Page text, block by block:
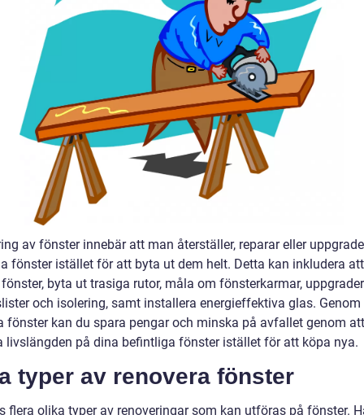
av fönster innebär att man återställer, reparar eller
fönster istället för att byta ut dem helt. Detta kan inkludera att
byta ut trasiga rutor, måla om fönsterkarmar,
och isolering, samt installera energieffektiva glas.
fönster kan du spara pengar och minska på avfallet genom att
livslängden på dina befintliga fönster istället för att köpa nya.
typer av renovera fönster
flera olika typer av renoveringar som kan utföras på fönster.